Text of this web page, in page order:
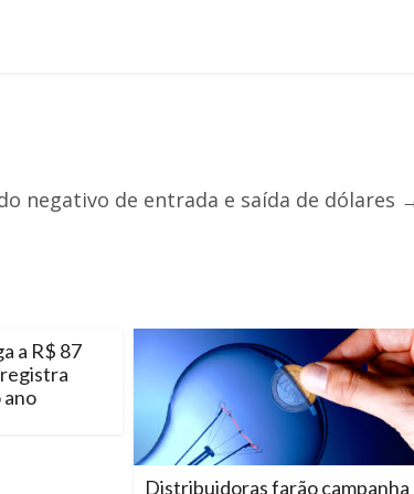
negativo de entrada e saída de dólares
a R$ 87
ano
Distribuidoras farão campanha